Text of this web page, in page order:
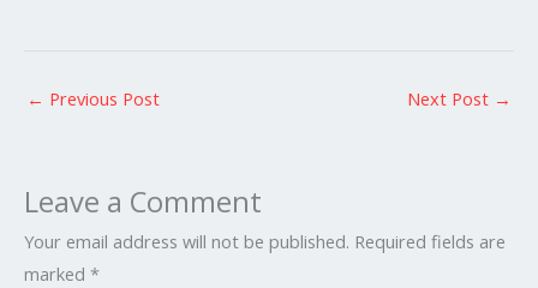
← Previous Post Next Post →
Leave a Comment
Your email address will not be published. Required fields are
marked *